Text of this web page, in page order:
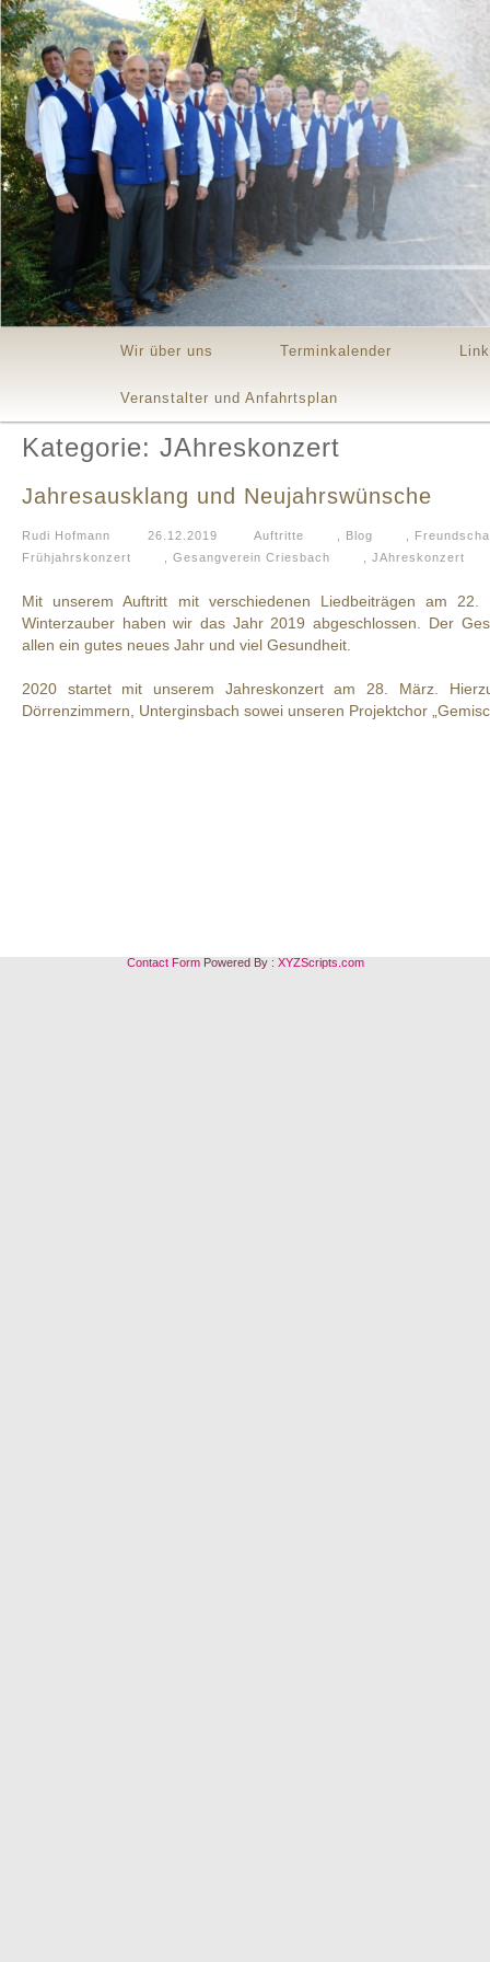
Skip to primary content
Skip to secondary content
Wir über uns Terminkalender
Veranstalter und Anfahrtsplan
Kategorie: JAhreskonzert
Jahresausklang und Neujahrswünsche
Rudi Hofmann 26.12.2019 Auftritte Blog
Frühjahrskonzert
Gesangverein Criesbach JAhreskonzert
Mit unserem Auftritt mit verschiedenen Liedbeiträgen am 22.
Winterzauber haben wir das Jahr 2019 abgeschlossen. Der
allen ein gutes neues Jahr und viel Gesundheit.
2020 startet mit unserem Jahreskonzert am 28. März.
Dörrenzimmern, Unterginsbach sowei unseren Projektchor
Contact FormPowered By : XYZScripts.com